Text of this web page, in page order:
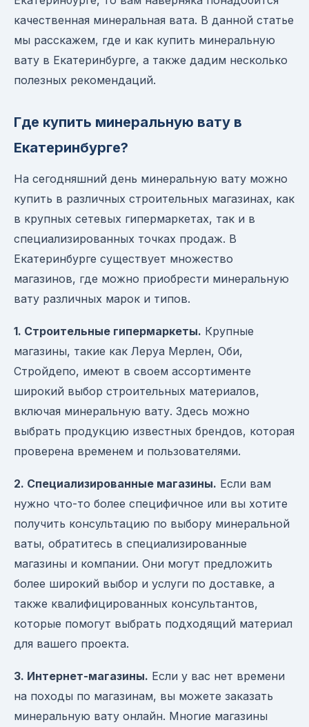
качественная минеральная вата. В данной статье
мы расскажем, где и как купить минеральную
вату в Екатеринбурге, а также дадим несколько
полезных рекомендаций.
Где купить минеральную вату в
Екатеринбурге?
На сегодняшний день минеральную вату можно
купить в различных строительных магазинах, как
в крупных сетевых гипермаркетах, так и в
специализированных точках продаж. В
Екатеринбурге существует множество
магазинов, где можно приобрести минеральную
вату различных марок и типов.
1. Строительные гипермаркеты. Крупные
магазины, такие как Леруа Мерлен, Оби,
Стройдепо, имеют в своем ассортименте
широкий выбор строительных материалов,
включая минеральную вату. Здесь можно
выбрать продукцию известных брендов, которая
проверена временем и пользователями.
2. Специализированные магазины. Если вам
нужно что-то более специфичное или вы хотите
получить консультацию по выбору минеральной
ваты, обратитесь в специализированные
магазины и компании. Они могут предложить
более широкий выбор и услуги по доставке, а
также квалифицированных консультантов,
которые помогут выбрать подходящий материал
для вашего проекта.
3. Интернет-магазины. Если у вас нет времени
на походы по магазинам, вы можете заказать
минеральную вату онлайн. Многие магазины